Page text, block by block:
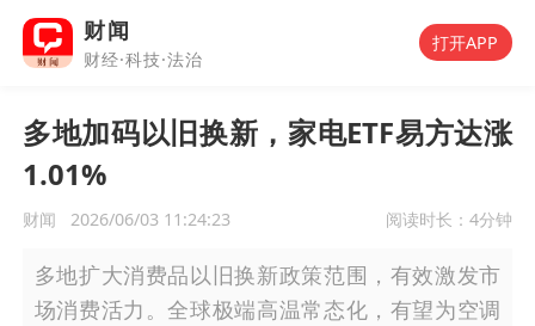
财闻
财经·科技·法治
打开APP
多地加码以旧换新，家电ETF易方达涨
1.01%
财闻 2026/06/03 11:24:23 阅读时长： 4分钟
多地扩大消费品以旧换新政策范围，有效激发市
场消费活力。全球极端高温常态化，有望为空调